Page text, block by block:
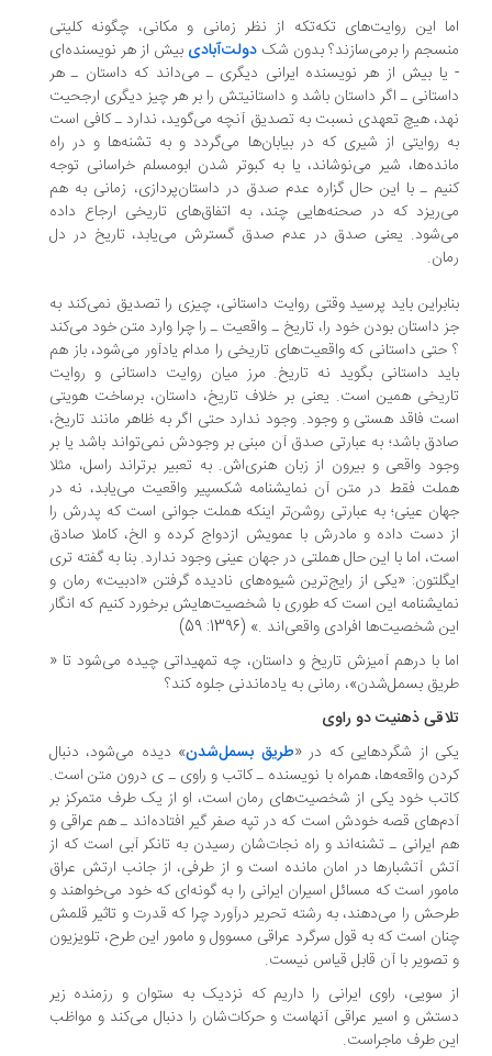
این روایت‌های تکه‌تکه از نظر زمانی و مکانی، چگونه کلیتی
را برمی‌سازند؟ بدون شکدولت‌آبادیبیش از هر نویسنده‌ای
بیش از هر نویسنده ایرانی دیگری ـ می‌داند که داستان ـ هر
ـ اگر داستان باشد و داستانیتش را بر هر چیز دیگری ارجحیت
هیچ تعهدی نسبت به تصدیق آنچه می‌گوید، ندارد ـ کافی است
روایتی از شیری که در بیابان‌ها می‌گردد و به تشنه‌ها و در راه
شیر می‌نوشاند، یا به کبوتر شدن ابومسلم خراسانی توجه
ـ با این حال گزاره عدم صدق در داستان‌پردازی، زمانی به هم
که در صحنه‌هایی چند، به اتفاق‌های تاریخی ارجاع داده
یعنی صدق در عدم صدق گسترش می‌یابد، تاریخ در دل
باید پرسید وقتی روایت داستانی، چیزی را تصدیق نمی‌کند به
داستان بودن خود را، تاریخ ـ واقعیت ـ را چرا وارد متن خود می‌کند
داستانی که واقعیت‌های تاریخی را مدام یادآور می‌شود، باز هم
داستانی بگوید نه تاریخ. مرز میان روایت داستانی و روایت
همین است. یعنی بر خلاف تاریخ، داستان، برساخت هویتی
فاقد هستی و وجود. وجود ندارد حتی اگر به ظاهر مانند تاریخ،
باشد؛ به عبارتی صدق آن مبنی بر وجودش نمی‌تواند باشد یا بر
واقعی و بیرون از زبان هنری‌اش. به تعبیر برتراند راسل، مثلا
فقط در متن آن نمایشنامه شکسپیر واقعیت می‌یابد، نه در
عینی؛ به عبارتی روشن‌تر اینکه هملت جوانی است که پدرش را
دست داده و مادرش با عمویش ازدواج کرده و الخ، کاملا صادق
اما با این حال هملتی در جهان عینی وجود ندارد. بنا به گفته ‌تری
«یکی از رایج‌ترین شیوه‌های نادیده گرفتن «ادبیت» رمان و
این است که طوری با شخصیت‌هایش برخورد کنیم که انگار
شخصیت‌ها افرادی واقعی‌اند .» (1396: 59)
با درهم آمیزش تاریخ و داستان، چه تمهیداتی چیده می‌شود تا «
بسمل‌شدن»، رمانی به یادماندنی جلوه کند؟
ذهنیت دو راوی
از شگردهایی که در «طریق بسمل‌شدن» دیده می‌شود، دنبال
واقعه‌ها، همراه با نویسنده ـ کاتب و راوی ـ ی درون متن است.
خود یکی از شخصیت‌های رمان است، او از یک طرف متمرکز بر
قصه خودش است که در تپه صفر گیر افتاده‌اند ـ هم عراقی و
ایرانی ـ تشنه‌اند و راه نجات‌شان رسیدن به تانکر آبی است که از
آتشبارها در امان مانده است و از طرفی، از جانب ارتش عراق
است که مسائل اسیران ایرانی را به گونه‌ای که خود می‌خواهند و
را می‌دهند، به رشته تحریر درآورد چرا که قدرت و تاثیر قلمش
است که به قول سرگرد عراقی مسوول و مامور این طرح، تلویزیون
با آن قابل قیاس نیست.
سویی، راوی ایرانی را داریم که نزدیک به ستوان و رزمنده زیر
و اسیر عراقی آنهاست و حرکات‌شان را دنبال می‌کند و مواظب
طرف ماجراست.